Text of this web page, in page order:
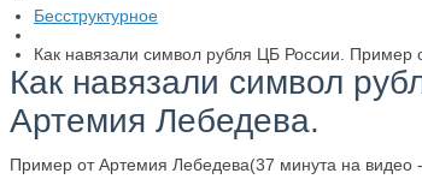
Бесструктурное
Как навязали символ рубля ЦБ России. Пример
Как навязали символ
Артемия Лебедева.
Пример от Артемия Лебедева(37 минута на